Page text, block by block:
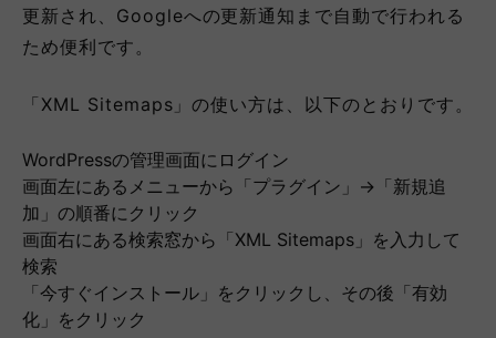
更新され、Googleへの更新通知まで自動で行われる
ため便利です。
「XML Sitemaps」の使い方は、以下のとおりです。
WordPressの管理画面にログイン
画面左にあるメニューから「プラグイン」→「新規追
加」の順番にクリック
画面右にある検索窓から「XML Sitemaps」を入力して
検索
「今すぐインストール」をクリックし、その後「有効
化」をクリック